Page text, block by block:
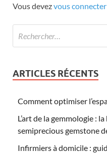
Vous devezvous connecter
ARTICLES RÉCENTS
Comment optimiser
L’art de la gemmologie :
semiprecious gemstone
Infirmiers à domicile :